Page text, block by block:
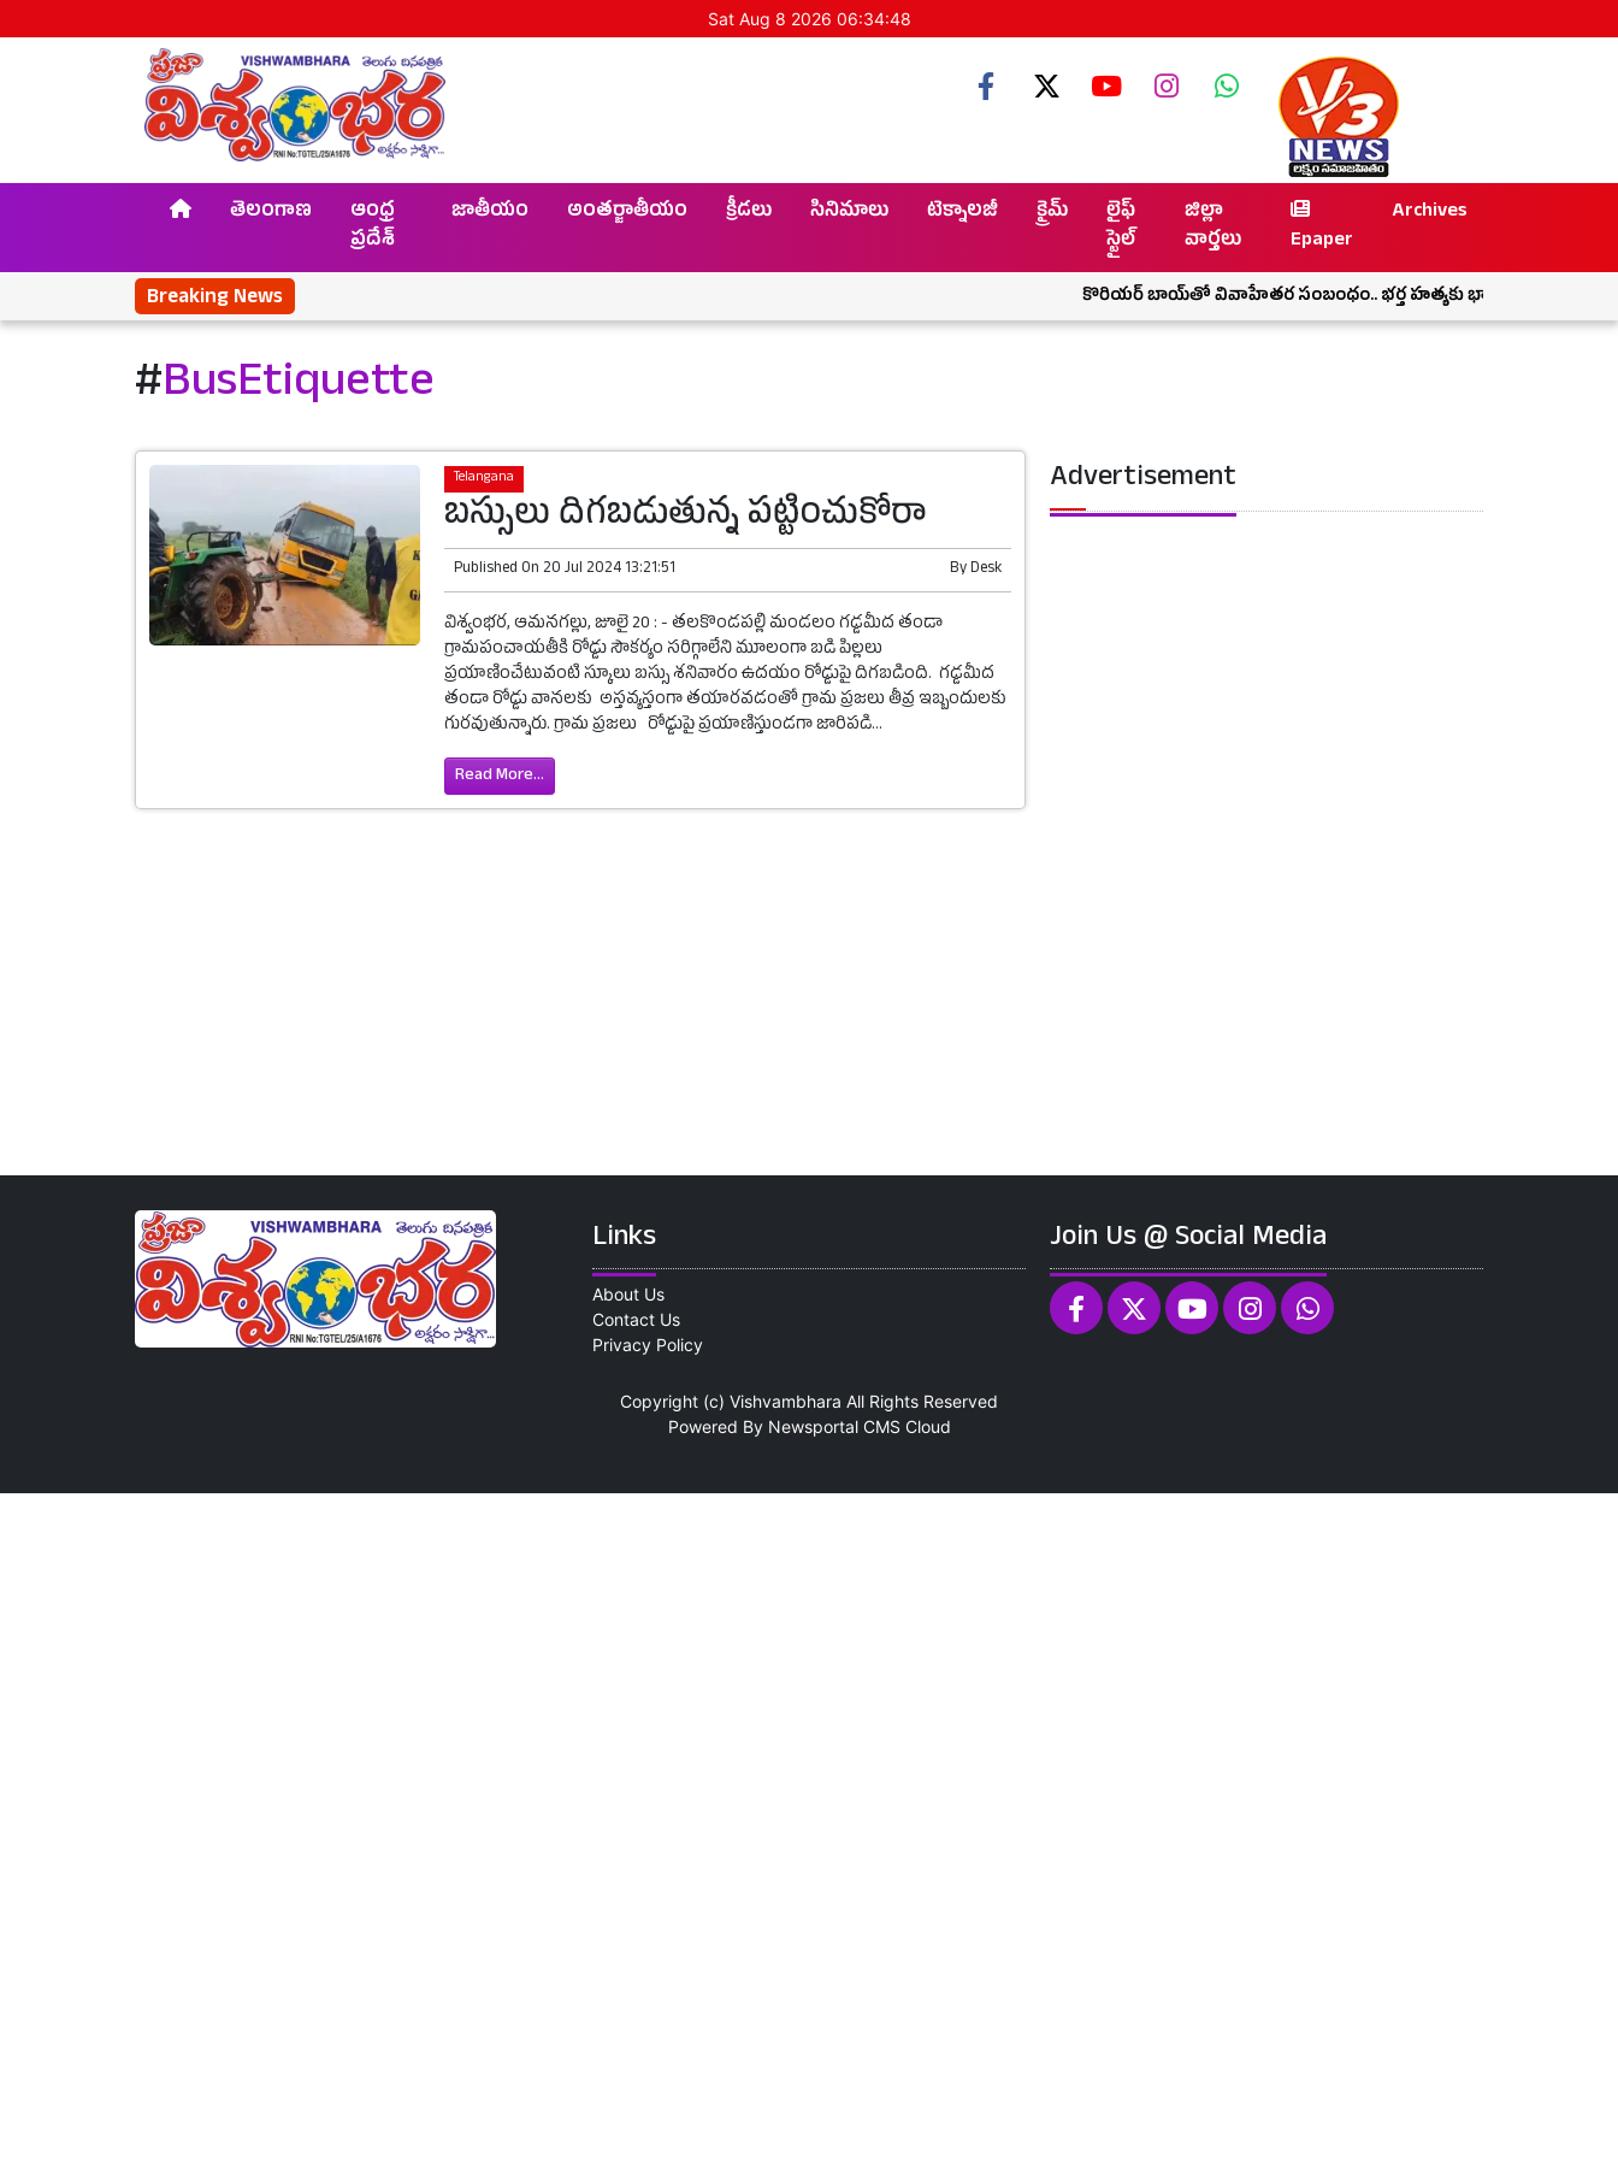
Sat Aug 8 2026 06:34:49
తెలంగాణ
ఆంధ్ర
ప్రదేశ్
జాతీయం అంతర్జాతీయం క్రీడలు సినిమాలు టెక్నాలజీ క్రైమ్
లైఫ్
స్టైల్
జిల్లా
వార్తలు
Epaper
Archives
Breaking News కొరియర్ బాయ్‌తో వివాహేతర సంబంధం.. భర్త హత్యకు భార్య కుట్ర
#BusEtiquette
Telangana
బస్సులు దిగబడుతున్న పట్టించుకోరా
Published On 20 Jul 2024 13:21:51 ByDesk
విశ్వంభర, ఆమనగల్లు, జూలై 20 : - తలకొండపల్లి మండలం గడ్డమీద తండా
గ్రామపంచాయతీకి రోడ్డు సౌకర్యం సరిగ్గాలేని మూలంగా బడి పిల్లలు
ప్రయాణించేటువంటి స్కూలు బస్సు శనివారం ఉదయం రోడ్డుపై దిగబడింది. గడ్డమీద
తండా రోడ్డు వానలకు అస్తవ్యస్తంగా తయారవడంతో గ్రామ ప్రజలు తీవ్ర ఇబ్బందులకు
గురవుతున్నారు. గ్రామ ప్రజలు రోడ్డుపై ప్రయాణిస్తుండగా జారిపడి...
Read More...
Advertisement
Links
About Us
Contact Us
Privacy Policy
Join Us @ Social Media
Copyright (c) Vishvambhara All Rights Reserved
Powered By Newsportal CMS Cloud